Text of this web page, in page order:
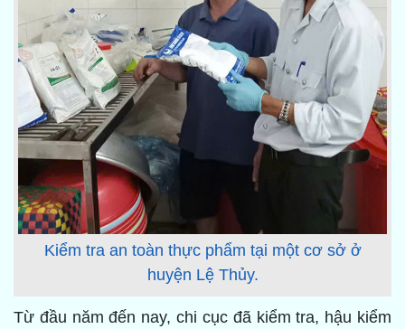
Kiểm tra an toàn thực phẩm tại một cơ sở ở
huyện Lệ Thủy.
Từ đầu năm đến nay, chi cục đã kiểm tra, hậu kiểm